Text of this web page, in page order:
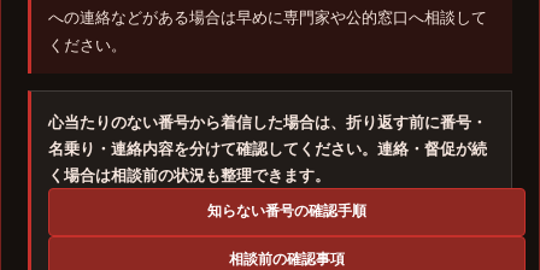
への連絡などがある場合は早めに専門家や公的窓口へ相談して
ください。
心当たりのない番号から着信した場合は、折り返す前に番号・
名乗り・連絡内容を分けて確認してください。連絡・督促が続
く場合は相談前の状況も整理できます。
知らない番号の確認手順
相談前の確認事項